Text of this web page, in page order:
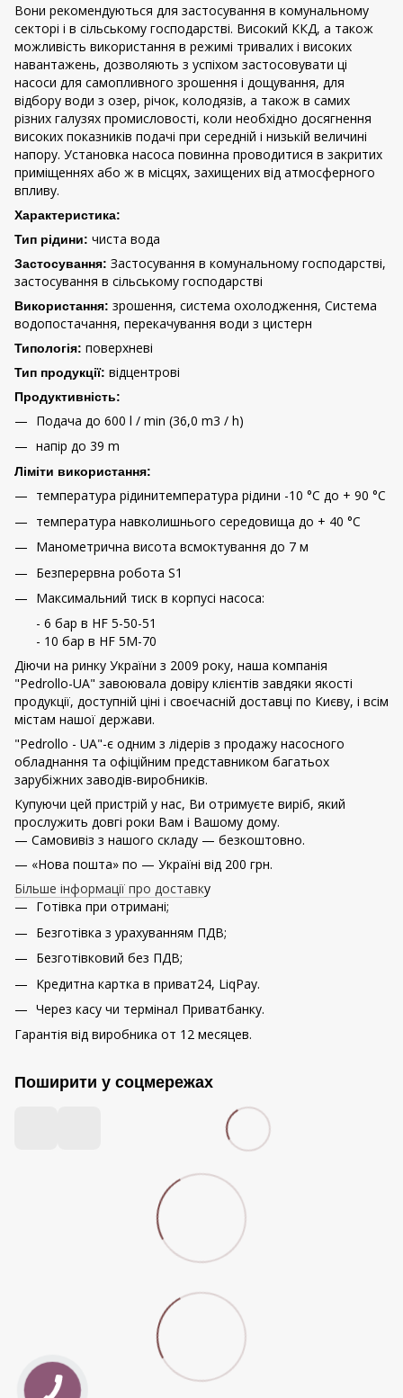
Вони рекомендуються для застосування в комунальному
секторі і в сільському господарстві. Високий ККД, а також
можливість використання в режимі тривалих і високих
навантажень, дозволяють з успіхом застосовувати ці
насоси для самопливного зрошення і дощування, для
відбору води з озер, річок, колодязів, а також в самих
різних галузях промисловості, коли необхідно досягнення
високих показників подачі при середній і низькій величині
напору. Установка насоса повинна проводитися в закритих
приміщеннях або ж в місцях, захищених від атмосферного
впливу.
Характеристика:
Тип рідини: чиста вода
Застосування: Застосування в комунальному господарстві,
застосування в сільському господарстві
Використання: зрошення, система охолодження, Система
водопостачання, перекачування води з цистерн
Типологія: поверхневі
Тип продукції: відцентрові
Продуктивність:
Подача до 600 l / min (36,0 m3 / h)
напір до 39 m
Ліміти використання:
температура рідинитемпература рідини -10 °C до + 90 °C
температура навколишнього середовища до + 40 °C
Манометрична висота всмоктування до 7 м
Безперервна робота S1
Максимальний тиск в корпусі насоса:
- 6 бар в HF 5-50-51
- 10 бар в HF 5M-70
Діючи на ринку України з 2009 року, наша компанія
"Pedrollo-UA" завоювала довіру клієнтів завдяки якості
продукції, доступній ціні і своєчасній доставці по Києву, і всім
містам нашої держави.
"Pedrollo - UA"-є одним з лідерів з продажу насосного
обладнання та офіційним представником багатьох
зарубіжних заводів-виробників.
Купуючи цей пристрій у нас, Ви отримуєте виріб, який
прослужить довгі роки Вам і Вашому дому.
— Самовивіз з нашого складу — безкоштовно.
— «Нова пошта» по — Україні від 200 грн.
Більше інформації про доставку
Готівка при отримані;
Безготівка з урахуванням ПДВ;
Безготівковий без ПДВ;
Кредитна картка в приват24, LiqPay.
Через касу чи термінал Приватбанку.
Гарантія від виробника от 12 месяцев.
Поширити у соцмережах